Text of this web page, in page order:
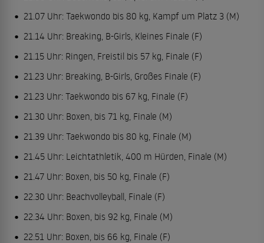
21.07 Uhr: Taekwondo bis 80 kg, Kampf um Platz 3 (M)
21.14 Uhr: Breaking, B-Girls, Kleines Finale (F)
21.15 Uhr: Ringen, Freistil bis 57 kg, Finale (F)
21.23 Uhr: Breaking, B-Girls, Großes Finale (F)
21.23 Uhr: Taekwondo bis 67 kg, Finale (F)
21.30 Uhr: Boxen, bis 71 kg, Finale (M)
21.39 Uhr: Taekwondo bis 80 kg, Finale (M)
21.45 Uhr: Leichtathletik, 400 m Hürden, Finale (M)
21.47 Uhr: Boxen, bis 50 kg, Finale (F)
22.30 Uhr: Beachvolleyball, Finale (F)
22.34 Uhr: Boxen, bis 92 kg, Finale (M)
22.51 Uhr: Boxen, bis 66 kg, Finale (F)